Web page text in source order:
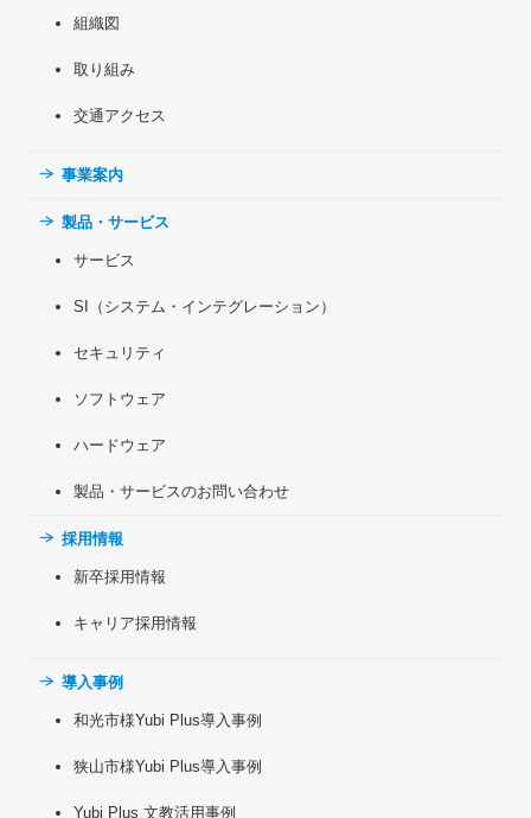
組織図
取り組み
交通アクセス
事業案内
製品・サービス
サービス
SI（システム・インテグレーション）
セキュリティ
ソフトウェア
ハードウェア
製品・サービスのお問い合わせ
採用情報
新卒採用情報
キャリア採用情報
導入事例
和光市様Yubi Plus導入事例
狭山市様Yubi Plus導入事例
Yubi Plus 文教活用事例